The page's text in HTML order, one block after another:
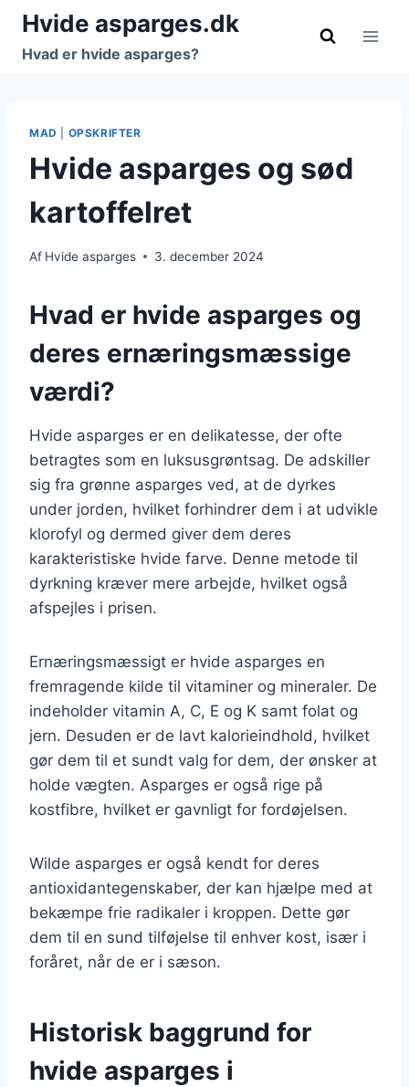
Fortsæt
indhold
Hvide asparges.dk
Hvad er hvide asparges?
MAD OPSKRIFTER
Hvide asparges og sød
kartoffelret
Af Hvide asparges 3. december 2024
Hvad er hvide asparges og
deres ernæringsmæssige
værdi?
Hvide asparges er en delikatesse, der ofte
betragtes som en luksusgrøntsag. De adskiller
sig fra grønne asparges ved, at de dyrkes
under jorden, hvilket forhindrer dem i at udvikle
klorofyl og dermed giver dem deres
karakteristiske hvide farve. Denne metode til
dyrkning kræver mere arbejde, hvilket også
afspejles i prisen.
Ernæringsmæssigt er hvide asparges en
fremragende kilde til vitaminer og mineraler. De
indeholder vitamin A, C, E og K samt folat og
jern. Desuden er de lavt kalorieindhold, hvilket
gør dem til et sundt valg for dem, der ønsker at
holde vægten. Asparges er også rige på
kostfibre, hvilket er gavnligt for fordøjelsen.
Wilde asparges er også kendt for deres
antioxidantegenskaber, der kan hjælpe med at
bekæmpe frie radikaler i kroppen. Dette gør
dem til en sund tilføjelse til enhver kost, især i
foråret, når de er i sæson.
Historisk baggrund for
hvide asparges i